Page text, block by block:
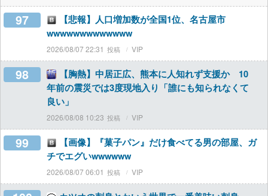
97
【悲報】人口増加数が全国1位、名古屋市
wwwwwwwwwwwww
2026/08/07 22:31 VIP
98
【胸熱】中居正広、熊本に人知れず支援か 10
年前の震災では3度現地入り「誰にも知られなくて
良い」
2026/08/08 10:23 VIP
99
【画像】『菓子パン』だけ食べてる男の部屋、ガ
チでエグいwwwwww
2026/08/07 06:01 VIP